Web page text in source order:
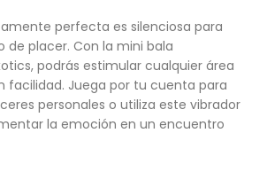
perfecta es silenciosa para
de placer. Con la mini bala
podrás estimular cualquier área
facilidad. Juega por tu cuenta para
personales o utiliza este vibrador
la emoción en un encuentro